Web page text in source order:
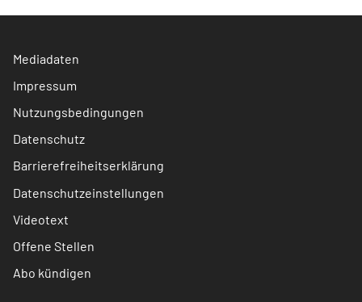
Mediadaten
Impressum
Nutzungsbedingungen
Datenschutz
Barrierefreiheitserklärung
Datenschutzeinstellungen
Videotext
Offene Stellen
Abo kündigen